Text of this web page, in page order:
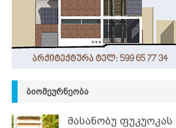
ᲑᲘᲝᲛᲔᲣᲠᲜᲔᲝᲑᲐ
მასანობუ